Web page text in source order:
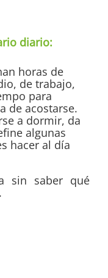
diario:
horas de
de trabajo,
para
de acostarse.
a dormir, da
algunas
hacer al día
sin saber qué